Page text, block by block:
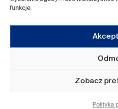
funkcje.
Zobacz
Polityka
Platforma Dobrych Praktyk